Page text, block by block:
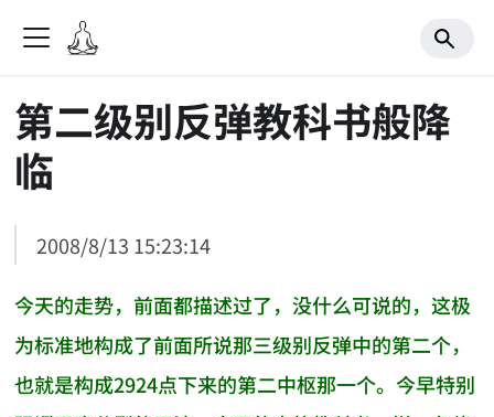
第二级别反弹教科书般降
临
2008/8/13 15:23:14
今天的走势，前面都描述过了，没什么可说的，这极
为标准地构成了前面所说那三级别反弹中的第二个，
也就是构成2924点下来的第二中枢那一个。今早特别